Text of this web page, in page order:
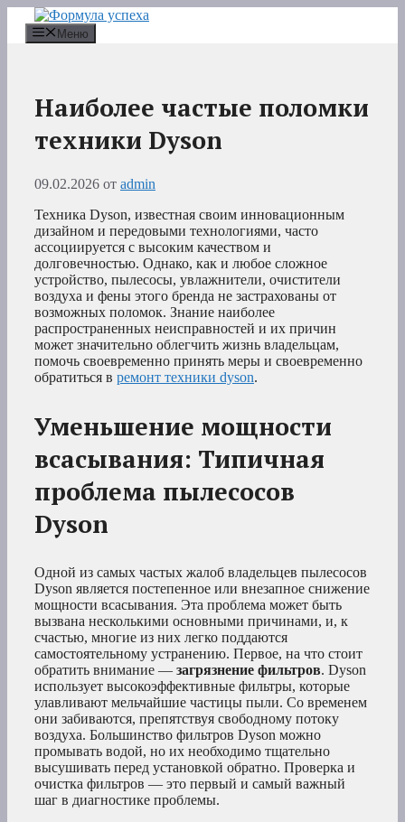
Перейти
содержимому
Меню
Наиболее частые поломки
техники Dyson
09.02.2026 от admin
Техника Dyson, известная своим инновационным
дизайном и передовыми технологиями, часто
ассоциируется с высоким качеством и
долговечностью. Однако, как и любое сложное
устройство, пылесосы, увлажнители, очистители
воздуха и фены этого бренда не застрахованы от
возможных поломок. Знание наиболее
распространенных неисправностей и их причин
может значительно облегчить жизнь владельцам,
помочь своевременно принять меры и своевременно
обратиться в ремонт техники dyson.
Уменьшение мощности
всасывания: Типичная
проблема пылесосов
Dyson
Одной из самых частых жалоб владельцев пылесосов
Dyson является постепенное или внезапное снижение
мощности всасывания. Эта проблема может быть
вызвана несколькими основными причинами, и, к
счастью, многие из них легко поддаются
самостоятельному устранению. Первое, на что стоит
обратить внимание — загрязнение фильтров. Dyson
использует высокоэффективные фильтры, которые
улавливают мельчайшие частицы пыли. Со временем
они забиваются, препятствуя свободному потоку
воздуха. Большинство фильтров Dyson можно
промывать водой, но их необходимо тщательно
высушивать перед установкой обратно. Проверка и
очистка фильтров — это первый и самый важный
шаг в диагностике проблемы.